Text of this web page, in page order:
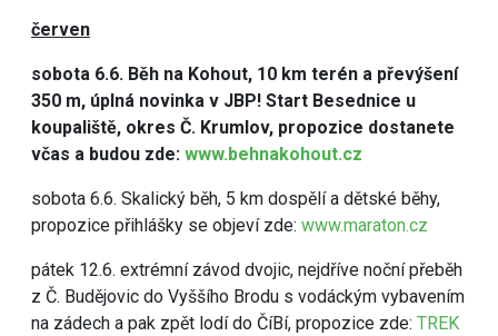
červen
sobota 6.6. Běh na Kohout, 10 km terén a převýšení
350 m, úplná novinka v JBP! Start Besednice u
koupaliště, okres Č. Krumlov, propozice dostanete
včas a budou zde: www.behnakohout.cz
sobota 6.6. Skalický běh, 5 km dospělí a dětské běhy,
propozice přihlášky se objeví zde: www.maraton.cz
pátek 12.6. extrémní závod dvojic, nejdříve noční přeběh
z Č. Budějovic do Vyššího Brodu s vodáckým vybavením
na zádech a pak zpět lodí do ČíBí, propozice zde: TREK